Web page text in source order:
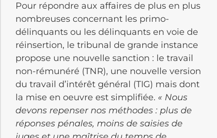
Pour répondre aux affaires de plus en plus
nombreuses concernant les primo-
délinquants ou les délinquants en voie de
réinsertion, le tribunal de grande instance
propose une nouvelle sanction : le travail
non-rémunéré (TNR), une nouvelle version
du travail d’intérêt général (TIG) mais dont
la mise en oeuvre est simplifiée. « Nous
devons repenser nos méthodes : plus de
réponses pénales, moins de saisies de